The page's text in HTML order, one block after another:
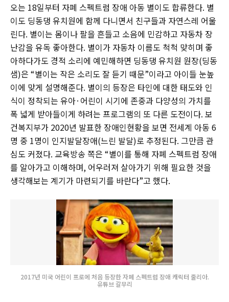
오는 18일부터 자폐 스펙트럼 장애 아동 별이도 합류한다. 별
이도 딩동댕 유치원에 함께 다니면서 친구들과 자연스레 어울
린다. 별이는 몸이나 팔을 흔들고 소음에 민감하고 자동차 장
난감을 유독 좋아한다. 별이가 자동차 이름도 척척 맞히며 좋
아하다가도 경적 소리에 예민해하면 딩동댕 유치원 원장(딩동
샘)은 “별이는 작은 소리도 잘 듣기 때문”이라고 아이들 눈높
이에 맞게 설명해준다. 별이의 등장은 타인에 대한 태도와 인
식이 정착되는 유아·어린이 시기에 존중과 다양성의 가치를
폭 넓게 받아들이게 하려는 프로그램의 또 다른 도전이다. 보
건복지부가 2020년 발표한 장애인현황을 보면 전세계 아동 6
명 중 1명이 인지발달장애(느린 발달)로 추정된다. 그만큼 관
심도 커졌다. 교육방송 쪽은 “별이를 통해 자폐 스펙트럼 장애
를 알아가고 이해하며, 어우러져 살아가기 위해 필요한 것을
생각해보는 계기가 마련되기를 바란다”고 했다.
2017년 미국 어린이 프로에 처음 등장한 자폐 스펙트럼 장애 캐릭터 줄리아.
유튜브 갈무리